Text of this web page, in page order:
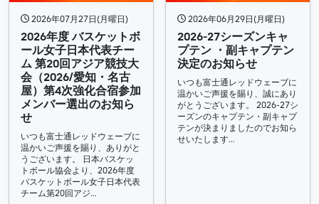
2026年07月27日(月曜日)
2026年度 バスケットボ
ール女子日本代表チー
ム 第20回アジア競技大
会（2026/愛知・名古
屋）第4次強化合宿参加
メンバー選出のお知ら
せ
いつも富士通レッドウェーブに
温かいご声援を賜り、ありがと
うございます。 日本バスケッ
トボール協会より、2026年度
バスケットボール女子日本代表
チーム第20回アジ…
2026年06月29日(月曜日)
2026-27シーズンキャ
プテン ・副キャプテン
決定のお知らせ
いつも富士通レッドウェーブに
温かいご声援を賜り、誠にあり
がとうございます。 2026-27シ
ーズンのキャプテン・副キャプ
テンが決まりましたのでお知ら
せいたします…